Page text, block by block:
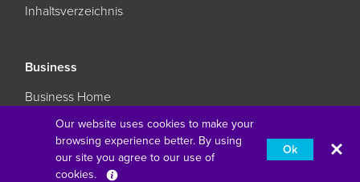
Inhaltsverzeichnis
Business
Business Home
Verbinden ohne Komplexität
Bildung neu interpretiert
Behalten Sie Ihr Geschäft Ihr Geschäft
Our website uses cookies to make your
browsing experience better. By using
our site you agree to our use of
cookies.
Ok